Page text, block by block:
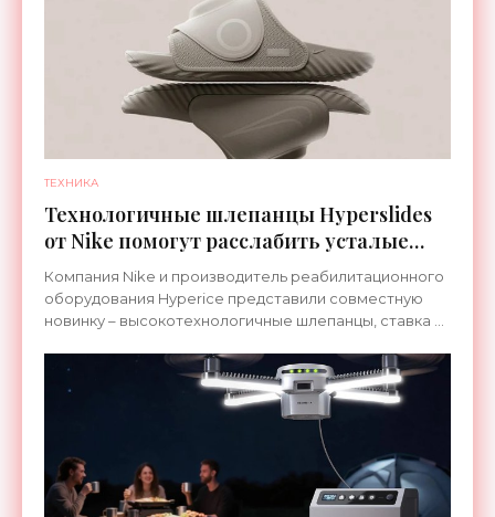
ТЕХНИКА
Технологичные шлепанцы Hyperslides
от Nike помогут расслабить усталые
ноги после тренировки - «Гаджеты»
Компания Nike и производитель реабилитационного
оборудования Hyperice представили совместную
новинку – высокотехнологичные шлепанцы, ставка в